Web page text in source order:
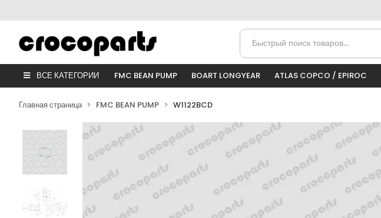
ВСЕ КАТЕГОРИИ FMC BEAN PUMP BOART LONGYEAR ATLAS COPCO / EPIROC
Главная страница FMC BEAN PUMP W1122BCD